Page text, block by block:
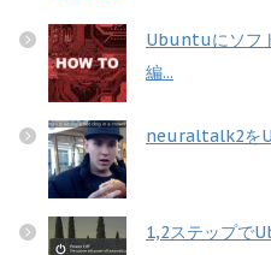
Ubuntuにソフ
編...
neuraltalk2を
1,2ステップで